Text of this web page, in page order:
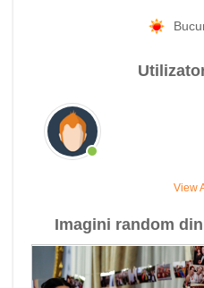
View
Imagini random